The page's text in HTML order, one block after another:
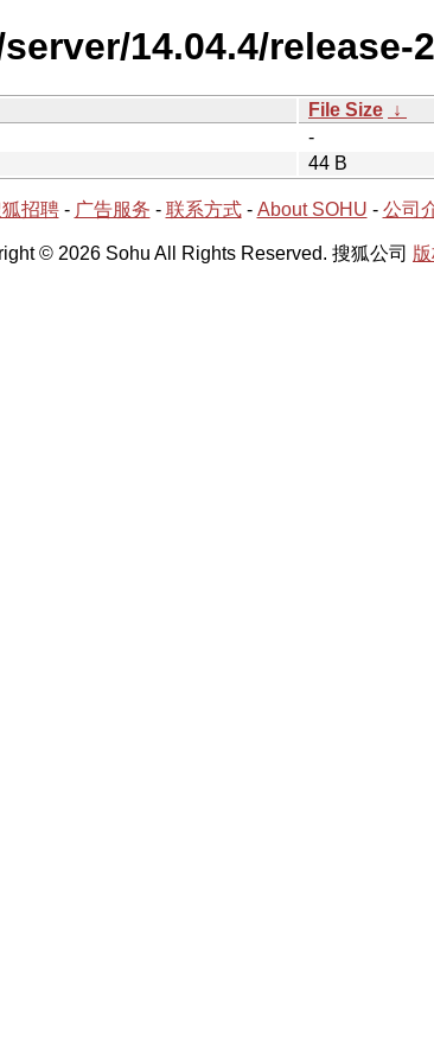
14.04.4/release-
File Size ↓
-
44 B
招聘- 广告服务 - 联系方式- About SOHU - 公司
© 2026 Sohu All Rights Reserved. 搜狐公司